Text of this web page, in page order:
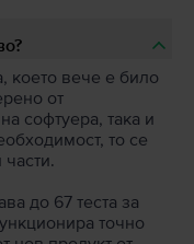
което вече е било
от
софтуера, така и
то се
до 67 теста за
точно